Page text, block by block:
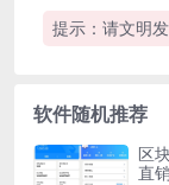
提示：请文明
软件随机推荐
区
直